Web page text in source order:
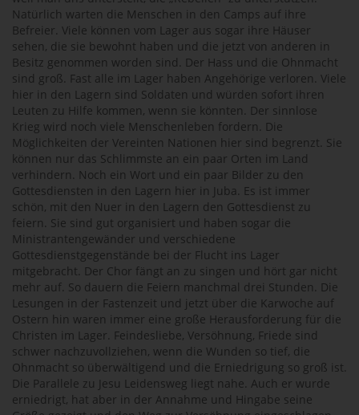
Natürlich warten die Menschen in den Camps auf ihre
Befreier. Viele können vom Lager aus sogar ihre Häuser
sehen, die sie bewohnt haben und die jetzt von anderen in
Besitz genommen worden sind. Der Hass und die Ohnmacht
sind groß. Fast alle im Lager haben Angehörige verloren. Viele
hier in den Lagern sind Soldaten und würden sofort ihren
Leuten zu Hilfe kommen, wenn sie könnten. Der sinnlose
Krieg wird noch viele Menschenleben fordern. Die
Möglichkeiten der Vereinten Nationen hier sind begrenzt. Sie
können nur das Schlimmste an ein paar Orten im Land
verhindern. Noch ein Wort und ein paar Bilder zu den
Gottesdiensten in den Lagern hier in Juba. Es ist immer
schön, mit den Nuer in den Lagern den Gottesdienst zu
feiern. Sie sind gut organisiert und haben sogar die
Ministrantengewänder und verschiedene
Gottesdienstgegenstände bei der Flucht ins Lager
mitgebracht. Der Chor fängt an zu singen und hört gar nicht
mehr auf. So dauern die Feiern manchmal drei Stunden. Die
Lesungen in der Fastenzeit und jetzt über die Karwoche auf
Ostern hin waren immer eine große Herausforderung für die
Christen im Lager. Feindesliebe, Versöhnung, Friede sind
schwer nachzuvollziehen, wenn die Wunden so tief, die
Ohnmacht so überwältigend und die Erniedrigung so groß ist.
Die Parallele zu Jesu Leidensweg liegt nahe. Auch er wurde
erniedrigt, hat aber in der Annahme und Hingabe seine